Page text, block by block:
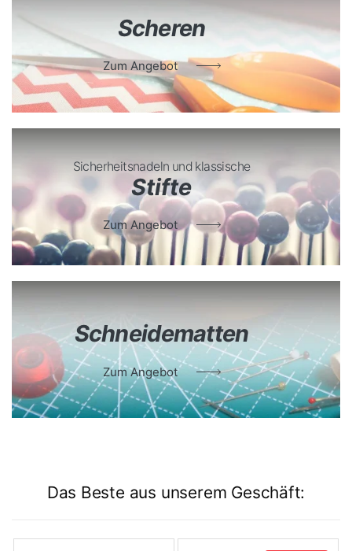
Scheren
Zum Angebot
Sicherheitsnadeln und klassische
Stifte
Zum Angebot
Schneidematten
Zum Angebot
Das Beste aus unserem Geschäft: